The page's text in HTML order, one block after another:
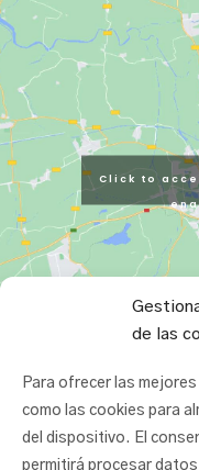
de las
Para ofrecer las
como las cookies para
del dispositivo. El
permitirá procesar
Click to